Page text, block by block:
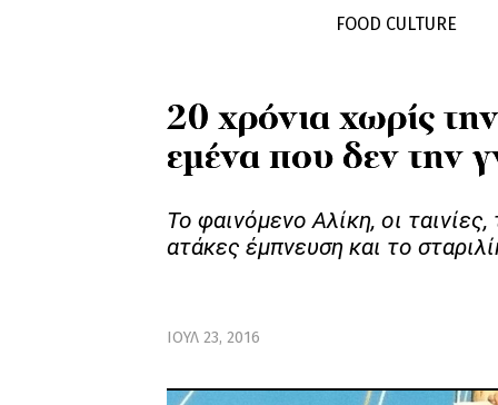
FOOD CULTURE
20 χρόνια χωρίς
εμένα που δεν την
Το φαινόμενο Αλίκη, οι
ατάκες έμπνευση και το
ΙΟΥΛ 23, 2016